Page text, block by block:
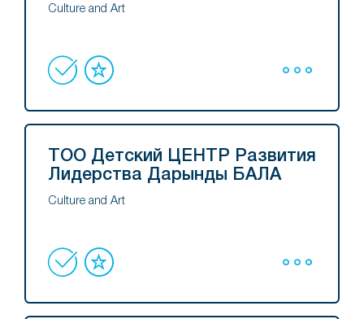
Culture and Art
ТОО Детский ЦЕНТР Развития
Лидерства Дарынды БАЛА
Culture and Art